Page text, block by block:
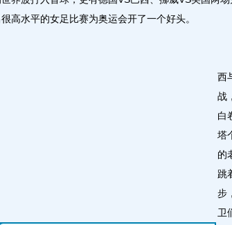
高水平的女足比赛为奥运会开了一个好头。
西
战
白
塔
的
跳
步
卫